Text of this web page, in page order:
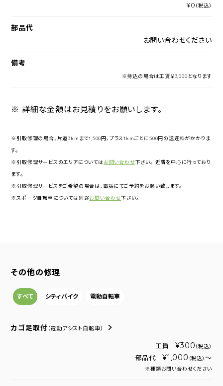
¥0 （税込）
部品代
お問い合わせください
備考
※持込の場合は工賃￥3,000となります
※ 詳細な金額はお見積りをお願いします。
※引取修理の場合、片道3kmまで1,500円、プラス1kmごとに500円の送迎料がかかりま
す。
※引取修理サービスのエリアについてはお問い合わせ下さい。 近隣を中心に行っており
ます。
※引取修理サービスをご希望の場合は、電話にてご予約をお願い致します。
※スポーツ自転車については別途お問い合わせ下さい。
その他の修理
すべて シティバイク 電動自転車
カゴ足取付 （電動アシスト自転車）
工賃 ¥300 （税込）
部品代 ¥1,000 （税込） ～
※種類お問い合わせください